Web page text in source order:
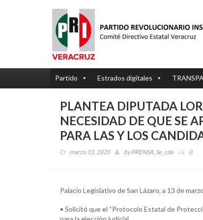
Partido Estrados digitales
PLANTEA DIPUTADA
NECESIDAD DE QUE SE
PARA LAS Y LOS
marzo 13, 2025 byPRENSA_Se_cde 0
Palacio Legislativo de San Lázaro, a 13 de
• Solicitó que el “Protocolo Estatal de